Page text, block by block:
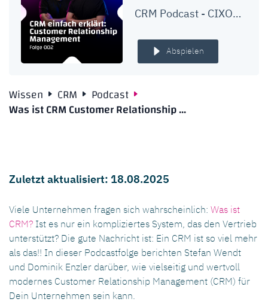
CRM Podcast - CIXON Boosts Your Business
Abspielen
Wissen CRM Podcast
Was ist CRM Customer Relationship ...
Zuletzt aktualisiert: 18.08.2025
Viele Unternehmen fragen sich wahrscheinlich: Was ist
CRM? Ist es nur ein kompliziertes System, das den Vertrieb
unterstützt? Die gute Nachricht ist: Ein CRM ist so viel mehr
als das!! In dieser Podcastfolge berichten Stefan Wendt
und Dominik Enzler darüber, wie vielseitig und wertvoll
modernes Customer Relationship Management (CRM) für
Dein Unternehmen sein kann.